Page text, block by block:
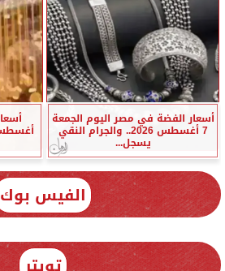
أسعار الفضة في مصر اليوم الجمعة
7 أغسطس 2026.. والجرام النقي
يسجل...
الفيس بوك